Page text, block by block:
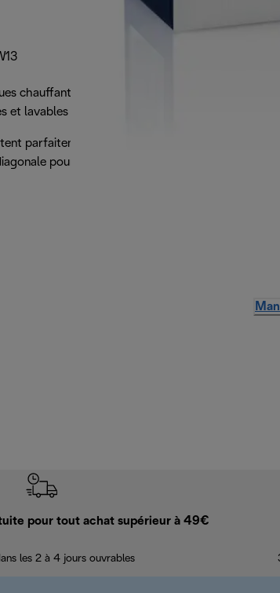
chauffantes à sandwichs anti-
et lavables en lave-vaisselle
parfaitement dorés et fermés,
pour les couper facilement
pour tout achat supérieur à 49€
les 2 à 4 jours ouvrables